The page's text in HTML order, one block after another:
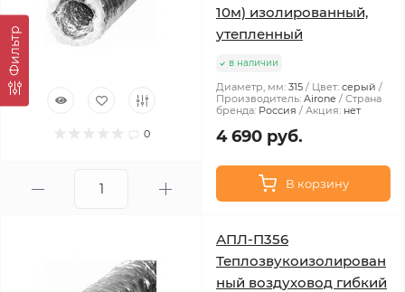
Фильтр
0
10м) изолированный,
утепленный
в наличии
Диаметр, мм: 315 Цвет: серый
Производитель: Airone
Страна
бренда: Россия Акция: нет
4 690 руб.
В корзину
АПЛ-П356
Теплозвукоизолирован
ный воздуховод гибкий